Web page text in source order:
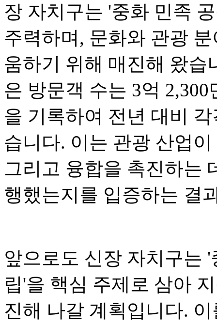
장 자치구는 '중화 민족
주력하며, 문화와 관광
움하기 위해 매진해 왔습
은 방문객 수는 3억
을 기록하여 전년 대비
습니다. 이는 관광 산업
그리고 융합을 촉진하는
행했는지를 입증하는 결
앞으로도 신장 자치구는
립'을 핵심 주제로 삼아
진해 나갈 계획입니다.